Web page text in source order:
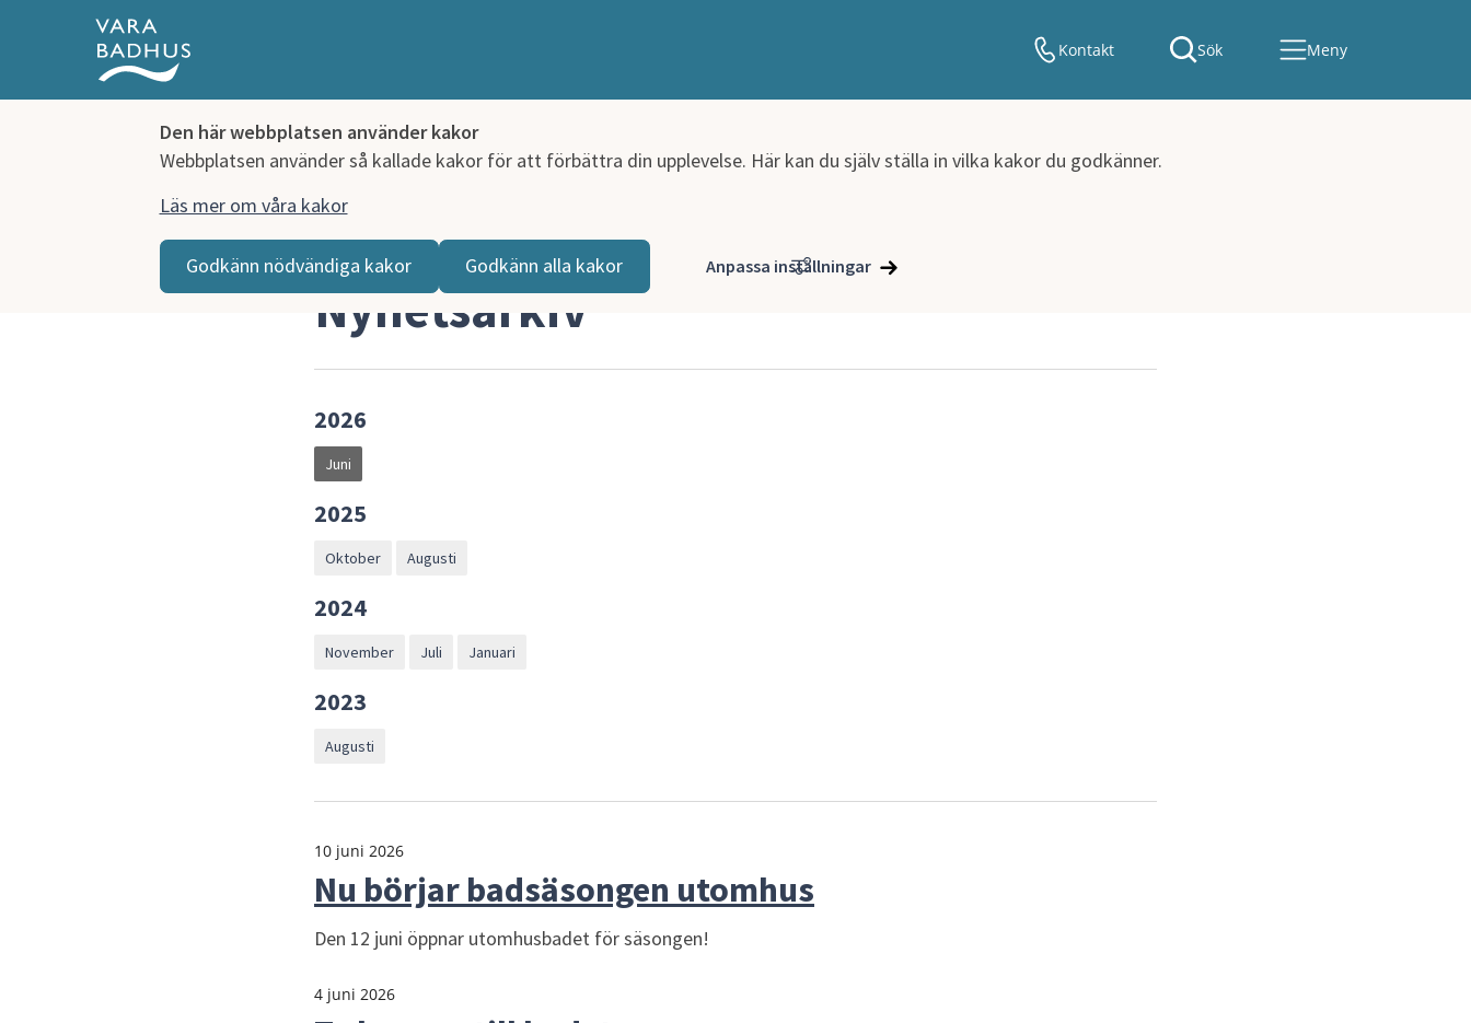
Den här webbplatsen använder kakor
Webbplatsen använder så kallade kakor för att förbättra din upplevelse. Här kan du själv ställa in vilka kakor du godkänner.
Läs mer om våra kakor
Godkänn nödvändiga kakor Godkänn alla kakor Anpassa inställningar
Kontakt Sök Meny
Vara badhus
Nyhetsarkiv
2026
Juni
2025
Oktober Augusti
2024
November Juli Januari
2023
Augusti
10 juni 2026
Nu börjar badsäsongen utomhus
Den 12 juni öppnar utomhusbadet för säsongen!
4 juni 2026